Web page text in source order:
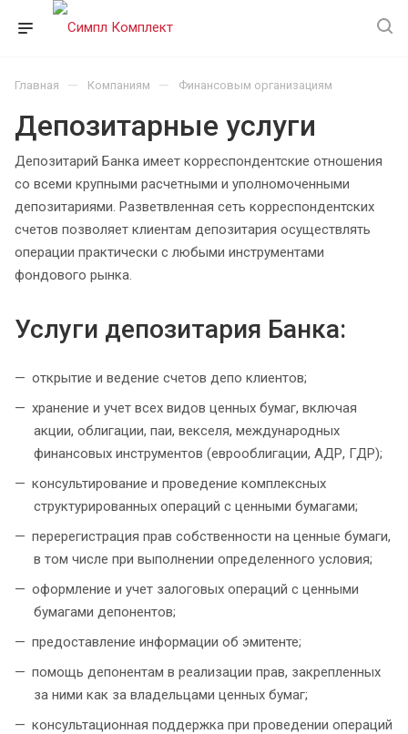
Главная — Компаниям — Финансовым организациям
Депозитарные услуги
Депозитарий Банка имеет корреспондентские отношения
со всеми крупными расчетными и уполномоченными
депозитариями. Разветвленная сеть корреспондентских
счетов позволяет клиентам депозитария осуществлять
операции практически с любыми инструментами
фондового рынка.
Услуги депозитария Банка:
открытие и ведение счетов депо клиентов;
хранение и учет всех видов ценных бумаг, включая
акции, облигации, паи, векселя, международных
финансовых инструментов (еврооблигации, АДР, ГДР);
консультирование и проведение комплексных
структурированных операций с ценными бумагами;
перерегистрация прав собственности на ценные бумаги,
в том числе при выполнении определенного условия;
оформление и учет залоговых операций с ценными
бумагами депонентов;
предоставление информации об эмитенте;
помощь депонентам в реализации прав, закрепленных
за ними как за владельцами ценных бумаг;
консультационная поддержка при проведении операций